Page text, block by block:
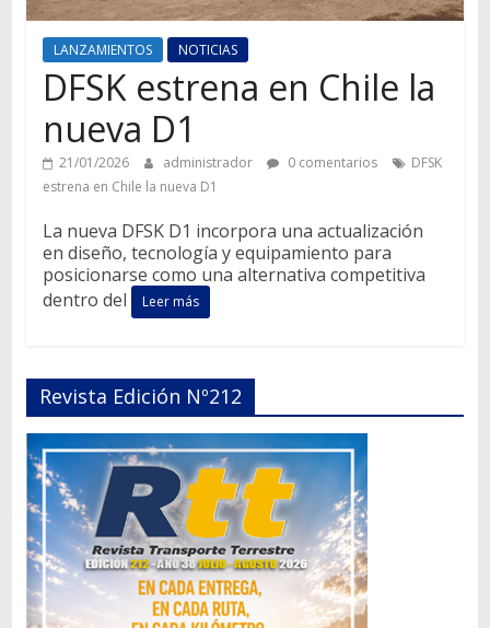
LANZAMIENTOS NOTICIAS
DFSK estrena en Chile la
nueva D1
21/01/2026 administrador 0 comentarios
DFSK
estrena en Chile la nueva D1
La nueva DFSK D1 incorpora una actualización
en diseño, tecnología y equipamiento para
posicionarse como una alternativa competitiva
dentro del
Leer más
Revista Edición Nº212